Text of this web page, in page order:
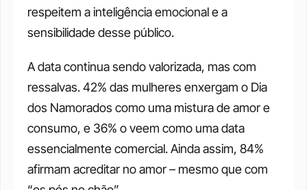
respeitem a inteligência emocional e a
sensibilidade desse público.
A data continua sendo valorizada, mas com
ressalvas. 42% das mulheres enxergam o Dia
dos Namorados como uma mistura de amor e
consumo, e 36% o veem como uma data
essencialmente comercial. Ainda assim, 84%
afirmam acreditar no amor – mesmo que com